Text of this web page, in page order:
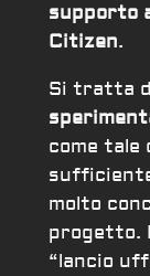
supporto
Citizen.
Si tratta
come tale
molto
progetto.
“lancio